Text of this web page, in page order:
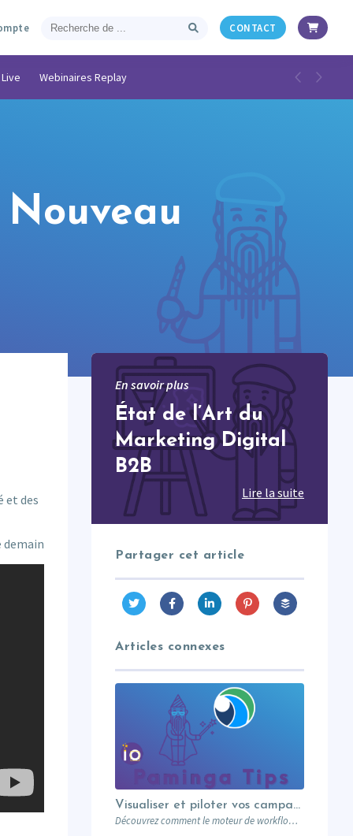
CONTACT
Webinaires Replay
et des
demain
En savoir plus
État de l’Art du
Marketing Digital
B2B
Lire la suite
Partager cet article
Articles connexes
Visualiser et piloter vos campagnes avec les workflows graphiques Paminga.
Découvrez comment le moteur de workflows graphiques de Paminga vous permet de visualiser toute la logique de vos campagnes en un seul coup d’œil — branches conditionnelles, AB tests, waits et intégration Salesforce.